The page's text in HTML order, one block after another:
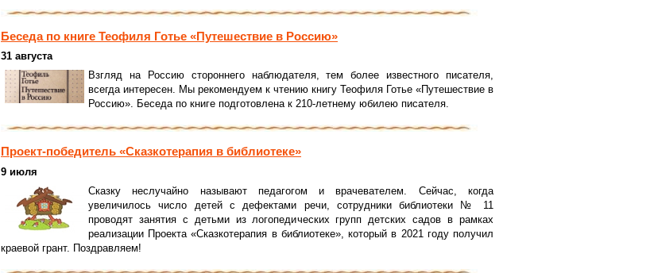
Беседа по книге Теофиля Готье «Путешествие в Россию»
31 августа
Взгляд на Россию стороннего наблюдателя, тем более известного писателя,
всегда интересен. Мы рекомендуем к чтению книгу Теофиля Готье «Путешествие в
Россию». Беседа по книге подготовлена к 210-летнему юбилею писателя.
Проект-победитель «Сказкотерапия в библиотеке»
9 июля
Сказку неслучайно называют педагогом и врачевателем. Сейчас, когда
увеличилось число детей с дефектами речи, сотрудники библиотеки № 11
проводят занятия с детьми из логопедических групп детских садов в рамках
реализации Проекта «Сказкотерапия в библиотеке», который в 2021 году получил
краевой грант. Поздравляем!